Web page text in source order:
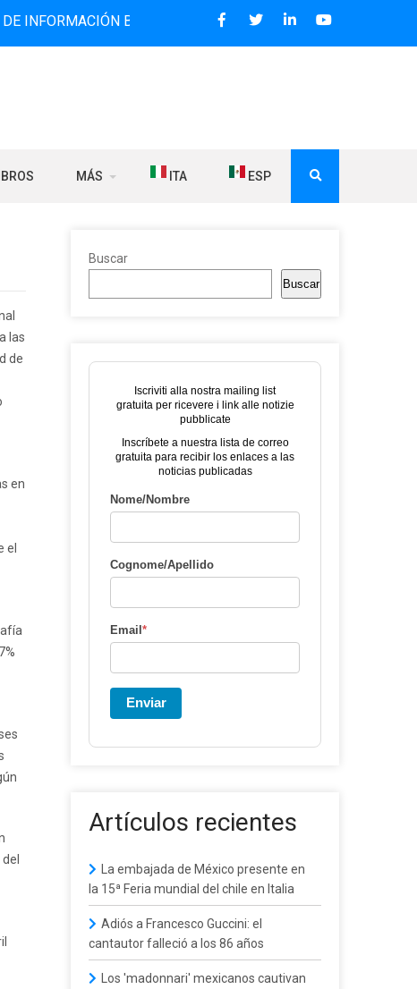
BILINGÜE QUE DESDE 2006 DIFUNDE NOTICIAS
MÁS ITA ESP
las
de
en
el
Buscar
Buscar
Iscriviti alla nostra mailing list
gratuita per ricevere i link alle notizie
pubblicate
Inscríbete a nuestra lista de correo
gratuita para recibir los enlaces a las
noticias publicadas
Nome/Nombre
Cognome/Apellido
Email *
Enviar
Artículos recientes
La embajada de México presente en
la 15ª Feria mundial del chile en Italia
Adiós a Francesco Guccini: el
cantautor falleció a los 86 años
Los 'madonnari' mexicanos cautivan